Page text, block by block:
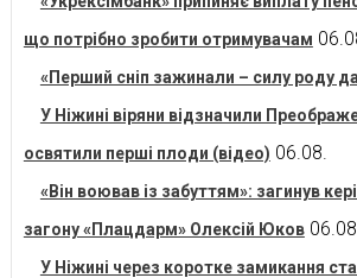
що потрібно зробити отримувачам
«Перший сніп зажинали – силу роду
У Ніжині віряни відзначили
освятили перші плоди (відео) 06.08.
«Він воював із забуттям»: загинув
загону «Плацдарм» Олексій Юков
У Ніжині через коротке замикання